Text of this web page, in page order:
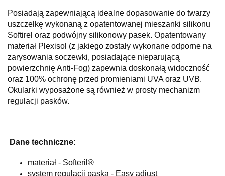
Posiadają zapewniającą idealne dopasowanie do twarzy
uszczelkę wykonaną z opatentowanej mieszanki silikonu
Softirel oraz podwójny silikonowy pasek. Opatentowany
materiał Plexisol (z jakiego zostały wykonane odporne na
zarysowania soczewki, posiadające nieparującą
powierzchnię Anti-Fog) zapewnia doskonałą widoczność
oraz 100% ochronę przed promieniami UVA oraz UVB.
Okularki wyposażone są również w prosty mechanizm
regulacji pasków.
Dane techniczne:
materiał - Softeril®
system regulacji paska - Easy adjust